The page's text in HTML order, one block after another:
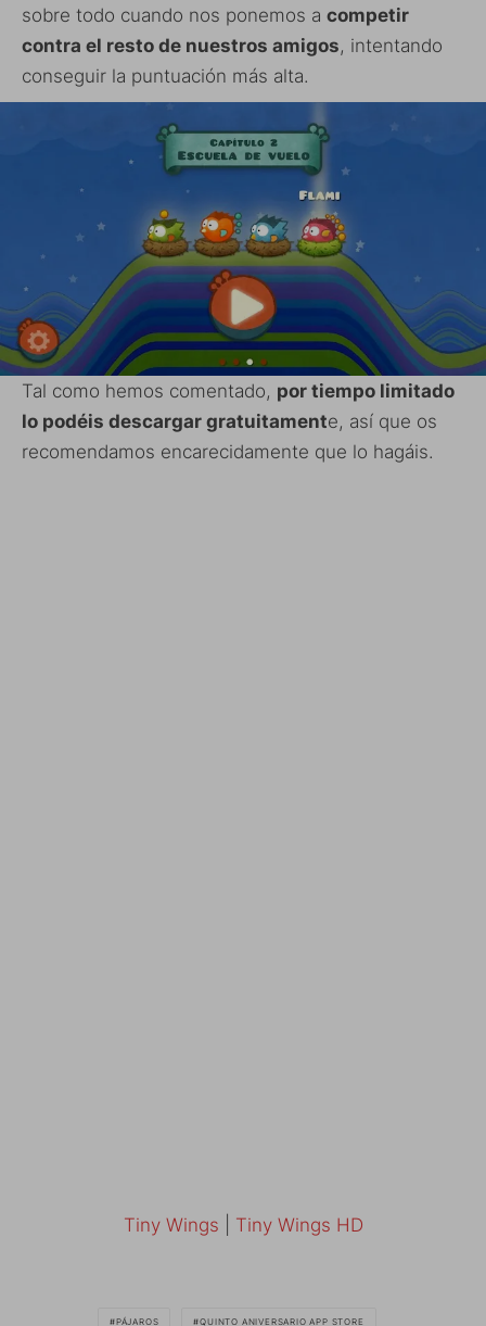
sobre todo cuando nos ponemos a competir
contra el resto de nuestros amigos, intentando
conseguir la puntuación más alta.
Tal como hemos comentado, por tiempo limitado
lo podéis descargar gratuitamente, así que os
recomendamos encarecidamente que lo hagáis.
Tiny Wings Tiny Wings HD
PÁJAROS QUINTO ANIVERSARIO APP STORE